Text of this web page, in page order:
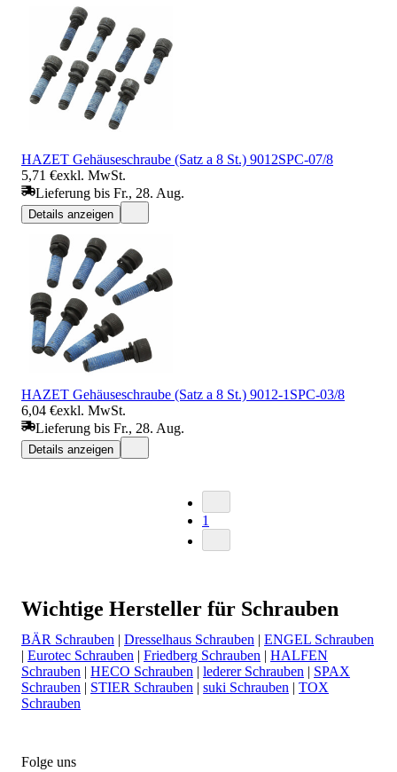
HAZET Gehäuseschraube (Satz a 8 St.) 9012SPC-07/8
5,71 €exkl. MwSt.
Lieferung bis Fr., 28. Aug.
Details anzeigen
HAZET Gehäuseschraube (Satz a 8 St.) 9012-1SPC-03/8
6,04 €exkl. MwSt.
Lieferung bis Fr., 28. Aug.
Details anzeigen
1
Wichtige Hersteller für Schrauben
BÄR Schrauben | Dresselhaus Schrauben | ENGEL Schrauben
| Eurotec Schrauben | Friedberg Schrauben | HALFEN
Schrauben | HECO Schrauben | lederer Schrauben | SPAX
Schrauben | STIER Schrauben | suki Schrauben | TOX
Schrauben
Folge uns